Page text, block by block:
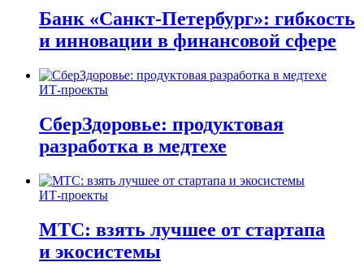
Банк «Санкт-Петербург»: гибкость
и инновации в финансовой сфере
ИТ-проекты
СберЗдоровье: продуктовая
разработка в медтехе
ИТ-проекты
МТС: взять лучшее от стартапа
и экосистемы